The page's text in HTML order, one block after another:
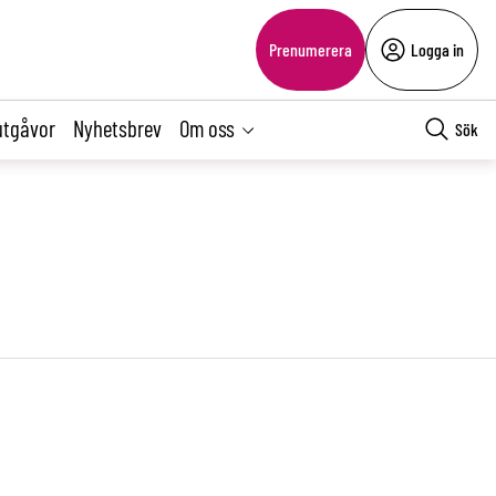
Prenumerera Logga in
Nyhetsbrev Om oss Sök